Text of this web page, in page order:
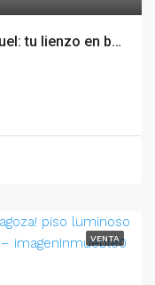
Piso en venta en Lacarra de Miguel: tu lienzo en blanco en una última planta con luz infin – 54560
VENTA